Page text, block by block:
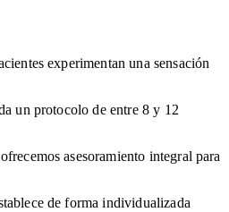
experimentan una sensación
un protocolo de entre 8 y 12
asesoramiento integral para
de forma individualizada